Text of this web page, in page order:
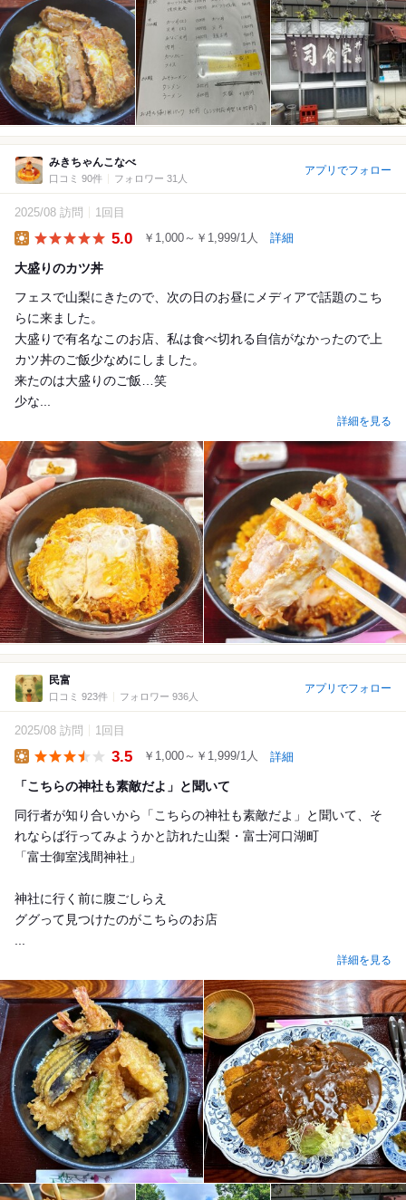
みきちゃんこなべ
口コミ 90件 フォロワー 31人
アプリでフォロー
2025/08 訪問 1回目
5.0 ￥1,000～￥1,999/1人 詳細
大盛りのカツ丼
フェスで山梨にきたので、次の日のお昼にメディアで話題のこち
らに来ました。
大盛りで有名なこのお店、私は食べ切れる自信がなかったので上
カツ丼のご飯少なめにしました。
来たのは大盛りのご飯…笑
少な...
詳細を見る
民富
口コミ 923件 フォロワー 936人
アプリでフォロー
2025/08 訪問 1回目
3.5 ￥1,000～￥1,999/1人 詳細
「こちらの神社も素敵だよ」と聞いて
同行者が知り合いから「こちらの神社も素敵だよ」と聞いて、そ
れならば行ってみようかと訪れた山梨・富士河口湖町
「富士御室浅間神社」
神社に行く前に腹ごしらえ
ググって見つけたのがこちらのお店
...
詳細を見る